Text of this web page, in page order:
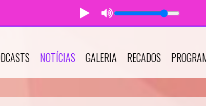
NOTÍCIAS GALERIA RECADOS